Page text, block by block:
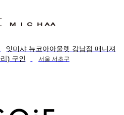
잇미샤 뉴코아아울렛 강남점 매니져
) 구인
서울 서초구